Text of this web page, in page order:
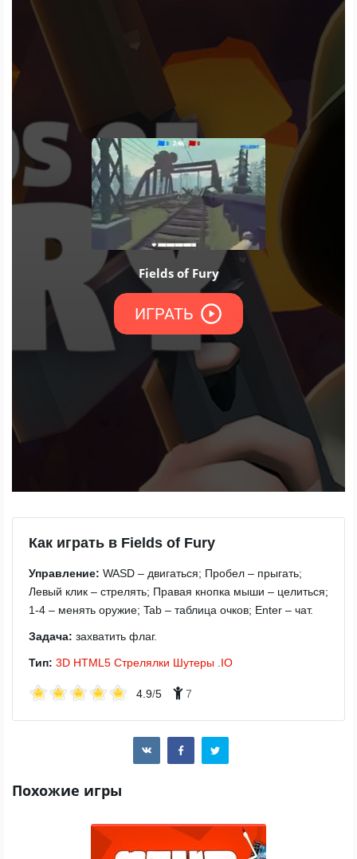
Как играть в Fields of Fury
Управление: WASD – двигаться; Пробел – прыгать;
Левый клик – стрелять; Правая кнопка мыши – целиться;
1-4 – менять оружие; Tab – таблица очков; Enter – чат.
Задача: захватить флаг.
Тип: 3D HTML5 Стрелялки Шутеры .IO
4.9/5 7
Похожие игры